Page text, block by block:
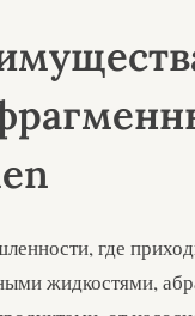
где
жидкостями,